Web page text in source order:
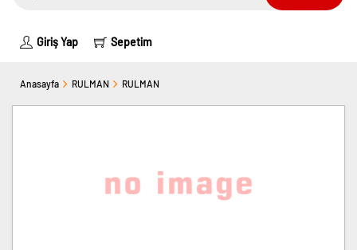
Giriş Yap Sepetim
Anasayfa RULMAN RULMAN